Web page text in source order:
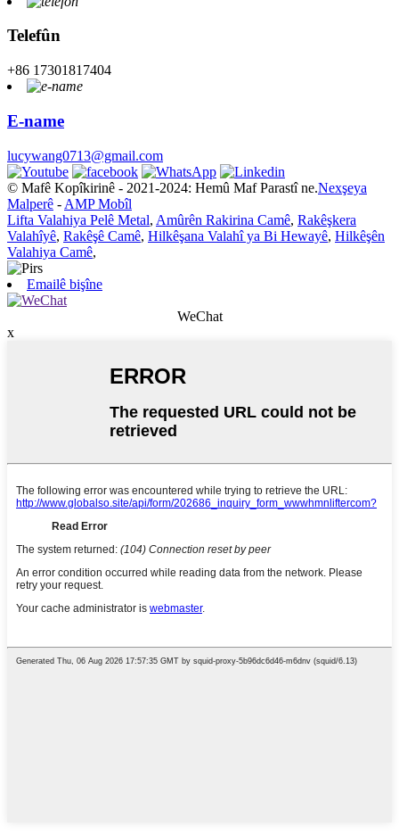
Telefûn
+86 17301817404
E-name
lucywang0713@gmail.com
© Mafê Kopîkirinê - 2021-2024: Hemû Maf Parastî ne.Nexşeya
Malperê - AMP Mobîl
Lifta Valahiya Pelê Metal, Amûrên Rakirina Camê, Rakêşkera
Valahîyê, Rakêşê Camê, Hilkêşana Valahî ya Bi Hewayê, Hilkêşên
Valahiya Camê,
Emailê bişîne
WeChat
x